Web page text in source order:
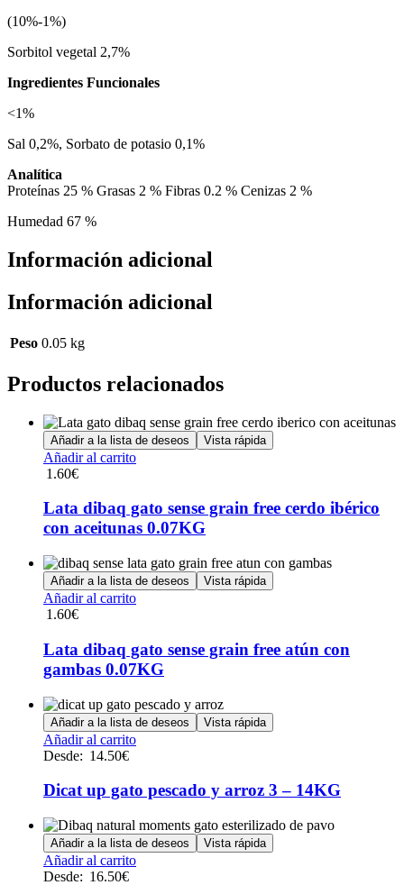
(10%-1%)
Sorbitol vegetal 2,7%
Ingredientes Funcionales
<1%
Sal 0,2%, Sorbato de potasio 0,1%
Analítica
Proteínas 25 % Grasas 2 % Fibras 0.2 % Cenizas 2 %
Humedad 67 %
Información adicional
Información adicional
Peso 0.05 kg
Productos relacionados
Añadir a la lista de deseos Vista rápida
Añadir al carrito
1.60€
Lata dibaq gato sense grain free cerdo ibérico
con aceitunas 0.07KG
Añadir a la lista de deseos Vista rápida
Añadir al carrito
1.60€
Lata dibaq gato sense grain free atún con
gambas 0.07KG
Añadir a la lista de deseos Vista rápida
Añadir al carritoEste
múltiples
variantes.
Las
opciones
se
pueden
Desde: 14.50€
Dicat up gato pescado y arroz 3 – 14KG
Añadir a la lista de deseos Vista rápida
Añadir al carritoEste
Desde: 16.50€